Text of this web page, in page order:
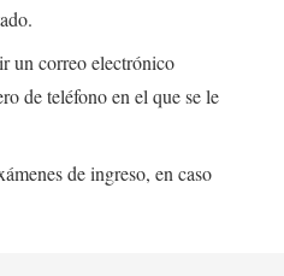
un correo electrónico
de teléfono en el que se le
de ingreso, en caso